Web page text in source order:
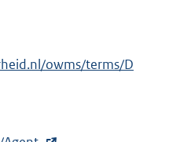
owms/terms/D